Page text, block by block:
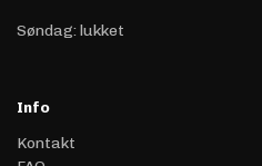
Søndag: lukket
Info
Kontakt